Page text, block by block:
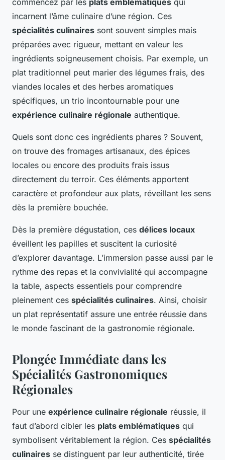
commencez par les plats emblématiques qui
incarnent l’âme culinaire d’une région. Ces
spécialités culinaires sont souvent simples mais
préparées avec rigueur, mettant en valeur les
ingrédients soigneusement choisis. Par exemple, un
plat traditionnel peut marier des légumes frais, des
viandes locales et des herbes aromatiques
spécifiques, un trio incontournable pour une
expérience culinaire régionale authentique.
Quels sont donc ces ingrédients phares ? Souvent,
on trouve des fromages artisanaux, des épices
locales ou encore des produits frais issus
directement du terroir. Ces éléments apportent
caractère et profondeur aux plats, réveillant les sens
dès la première bouchée.
Dès la première dégustation, ces délices locaux
éveillent les papilles et suscitent la curiosité
d’explorer davantage. L’immersion passe aussi par le
rythme des repas et la convivialité qui accompagne
la table, aspects essentiels pour comprendre
pleinement ces spécialités culinaires. Ainsi, choisir
un plat représentatif assure une entrée réussie dans
le monde fascinant de la gastronomie régionale.
Plongée Immédiate dans les
Spécialités Gastronomiques
Régionales
Pour une expérience culinaire régionale réussie, il
faut d’abord cibler les plats emblématiques qui
symbolisent véritablement la région. Ces spécialités
culinaires se distinguent par leur authenticité, tirée